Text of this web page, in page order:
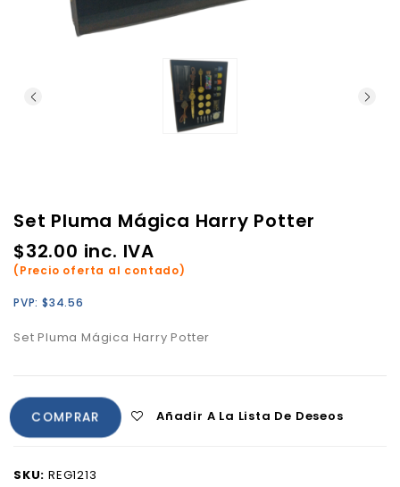
Set Pluma Mágica Harry Potter
$32.00 inc. IVA
(Precio oferta al contado)
PVP: $34.56
Set Pluma Mágica Harry Potter
COMPRAR Añadir A La Lista De Deseos
SKU: REG1213